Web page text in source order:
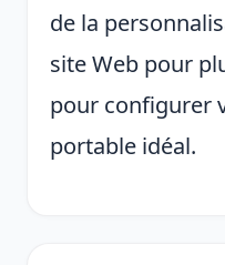
de la
site Web pour
pour configurer
portable idéal.